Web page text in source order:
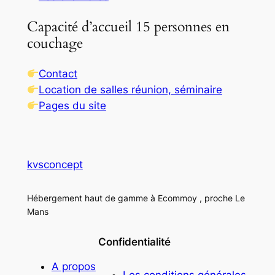
Capacité d’accueil 15 personnes en
couchage
Contact
Location de salles réunion, séminaire
Pages du site
kvsconcept
Hébergement haut de gamme à Ecommoy , proche Le
Mans
A propos
Confidentialité